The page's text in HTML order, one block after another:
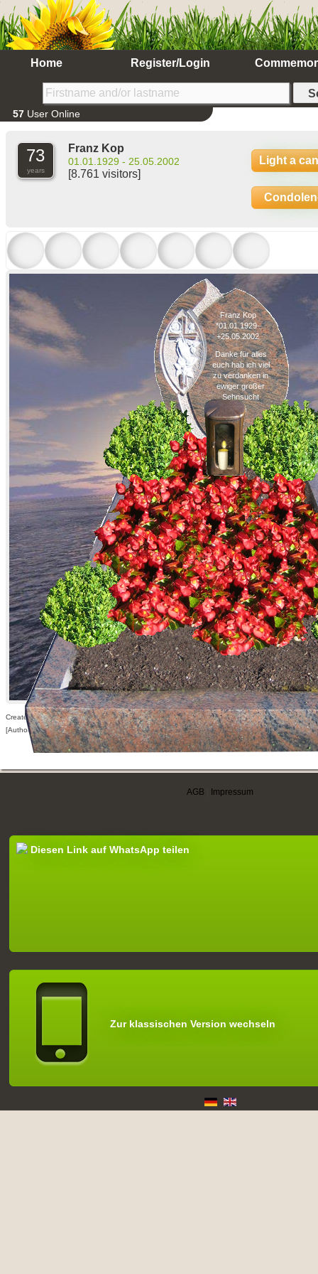
Home Register/Login
57 User Online
73
years
Franz Kop
01.01.1929 - 25.05.2002
[8.761 visitors]
Light a
Franz Kop
*01.01.1929-
+25.05.2002
Danke für alles
euch hab ich viel
zu verdanken in
ewiger großer
Sehnsucht
Created: 14.02.2010,
[Author visible for registered users only]
AGB Impressum
Diesen Link auf WhatsApp teilen
Zur klassischen Version wechseln